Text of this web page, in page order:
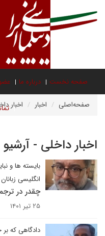
صفحه نخست درباره ما
صفحه‌اصلی اخبار اخبار
اخبار داخلی - آرشیو
بایسته ها و
انگلیسی زبانان
چقدر در
۲۵ تیر ۱۴۰۱
دادگاهی که